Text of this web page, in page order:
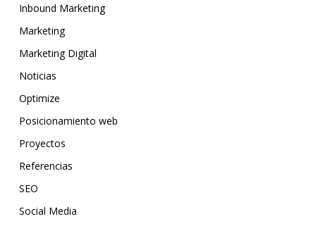
Inbound Marketing
Marketing
Marketing Digital
Noticias
Optimize
Posicionamiento web
Proyectos
Referencias
SEO
Social Media